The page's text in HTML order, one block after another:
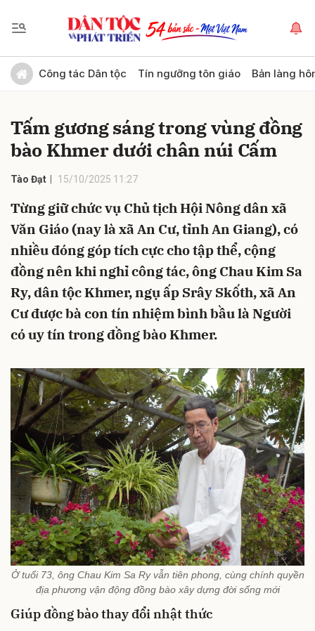
Công tác Dân tộc Tín ngưỡng tôn giáo Bản làng
Tấm gương sáng trong vùng đồng
bào Khmer dưới chân núi Cấm
Tào Đạt 15/10/2025 11:27
Từng giữ chức vụ Chủ tịch Hội Nông dân xã
Văn Giáo (nay là xã An Cư, tỉnh An Giang), có
nhiều đóng góp tích cực cho tập thể, cộng
đồng nên khi nghỉ công tác, ông Chau Kim Sa
Ry, dân tộc Khmer, ngụ ấp Srây Skốth, xã An
Cư được bà con tín nhiệm bình bầu là Người
có uy tín trong đồng bào Khmer.
Ở tuổi 73, ông Chau Kim Sa Ry vẫn tiên phong, cùng chính quyền
địa phương vận động đồng bào xây dựng đời sống mới
Giúp đồng bào thay đổi nhật thức
Gửi bình luận
Hủy Gửi